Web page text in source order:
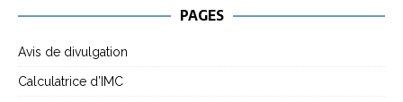
PAGES
Avis de divulgation
Calculatrice d’IMC